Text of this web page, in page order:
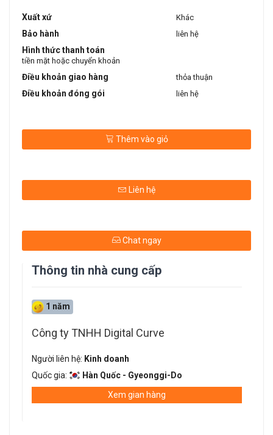
Xuất xứ Khác
Bảo hành liên hệ
Hình thức thanh toán
tiền mặt hoặc chuyển khoản
Điều khoản giao hàng thỏa thuận
Điều khoản đóng gói liên hệ
Thêm vào giỏ
Liên hệ
Chat ngay
Thông tin nhà cung cấp
1 năm
Công ty TNHH Digital Curve
Người liên hệ: Kinh doanh
Quốc gia:
Hàn Quốc - Gyeonggi-Do
Xem gian hàng